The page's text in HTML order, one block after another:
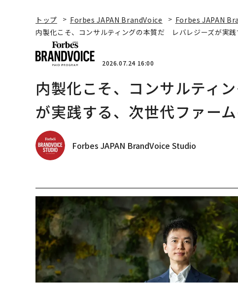
トップ Forbes JAPAN BrandVoice
Forbes JAPAN
内製化こそ、コンサルティングの本質だ レバレジーズが実
2026.07.24 16:00
内製化こそ、コンサルティ
が実践する、次世代ファー
Forbes JAPAN BrandVoice Studio